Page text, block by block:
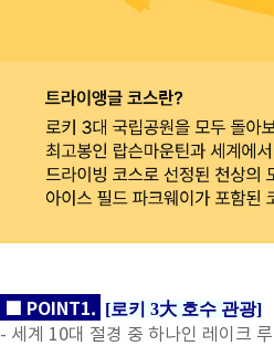
■ POINT1. [로키 3大 호수 관광]
- 세계 10대 절경 중 하나인 레이크